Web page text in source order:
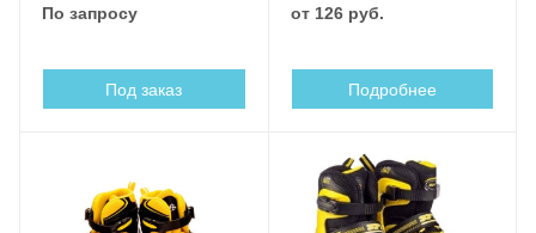
По запросу
Под заказ
от 126 руб.
Подробнее